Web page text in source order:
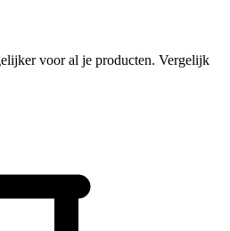
voor al je producten. Vergelijk